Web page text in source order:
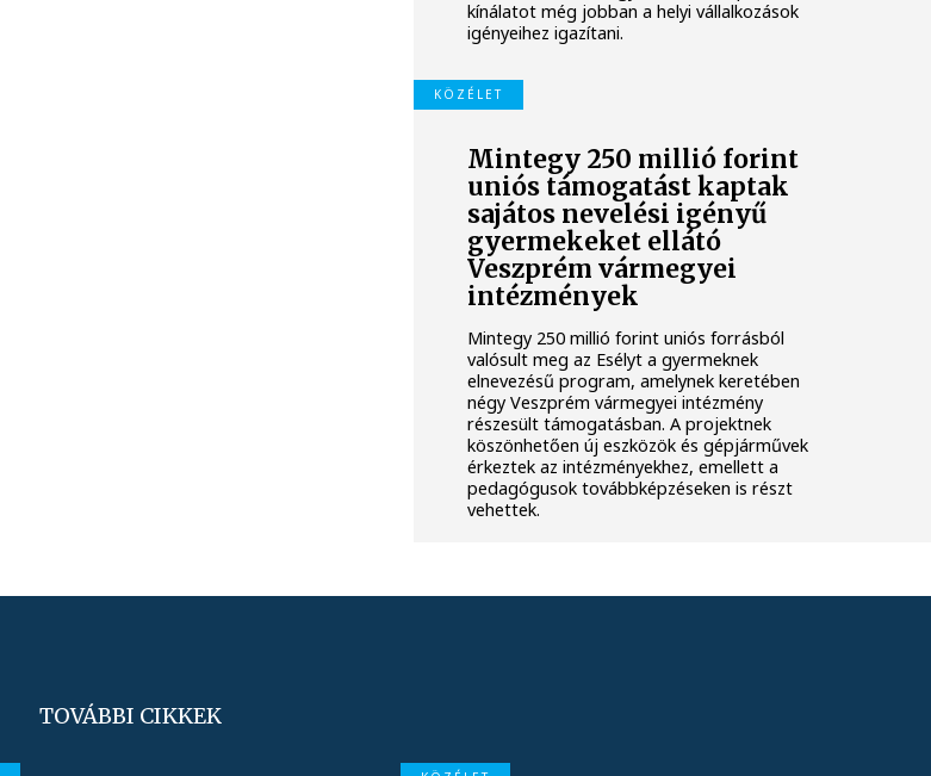
kínálatot még jobban a helyi vállalkozások
igényeihez igazítani.
KÖZÉLET
Mintegy 250 millió forint
uniós támogatást kaptak
sajátos nevelési igényű
gyermekeket ellátó
Veszprém vármegyei
intézmények
Mintegy 250 millió forint uniós forrásból
valósult meg az Esélyt a gyermeknek
elnevezésű program, amelynek keretében
négy Veszprém vármegyei intézmény
részesült támogatásban. A projektnek
köszönhetően új eszközök és gépjárművek
érkeztek az intézményekhez, emellett a
pedagógusok továbbképzéseken is részt
vehettek.
TOVÁBBI CIKKEK